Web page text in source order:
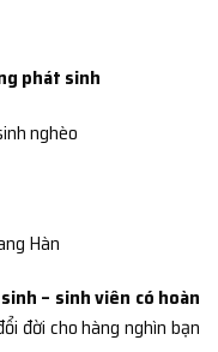
phát sinh
nghèo
Hàn
– sinh viên có hoàn
đời cho hàng nghìn bạn